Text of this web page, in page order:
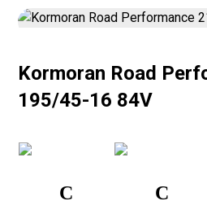
Kormoran Road
195/45-16 84V
C C